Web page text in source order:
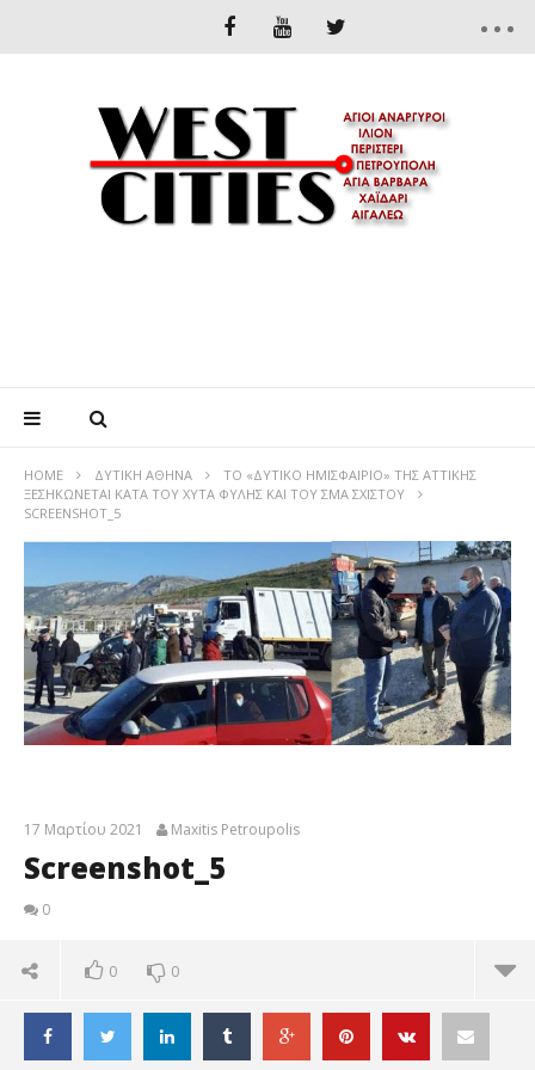
HOME ΔΥΤΙΚΉ ΑΘΉΝΑ
ΤΟ «ΔΥΤΙΚΟ ΗΜΙΣΦΑΙΡΙΟ» ΤΗΣ ΑΤΤΙΚΗΣ
ΞΕΣΗΚΩΝΕΤΑΙ ΚΑΤΑ ΤΟΥ ΧΥΤΑ ΦΥΛΗΣ ΚΑΙ ΤΟΥ ΣΜΑ ΣΧΙΣΤΟΥ
SCREENSHOT_5
17 Μαρτίου 2021 Maxitis Petroupolis
Screenshot_5
0
0 0